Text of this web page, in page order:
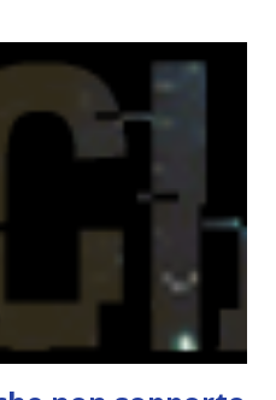
non limitarmi al fantasy.
mi sembra di aver letto
pochi libri "leggeri", il
che sia stata la principale
Comunque, ogni mese -
questo post.
gradimento. GENNAIO
tbr del mese...